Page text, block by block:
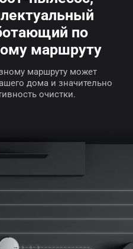
по
маршруту
маршруту может
дома и значительно
очистки.